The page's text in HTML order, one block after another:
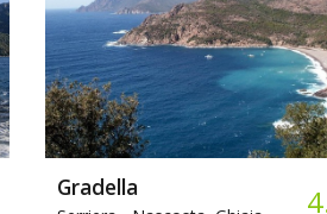
Gradella